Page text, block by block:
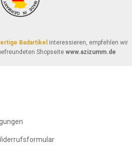
Badartikel interessieren, empfehlen wir
Shopseite www.azizumm.de